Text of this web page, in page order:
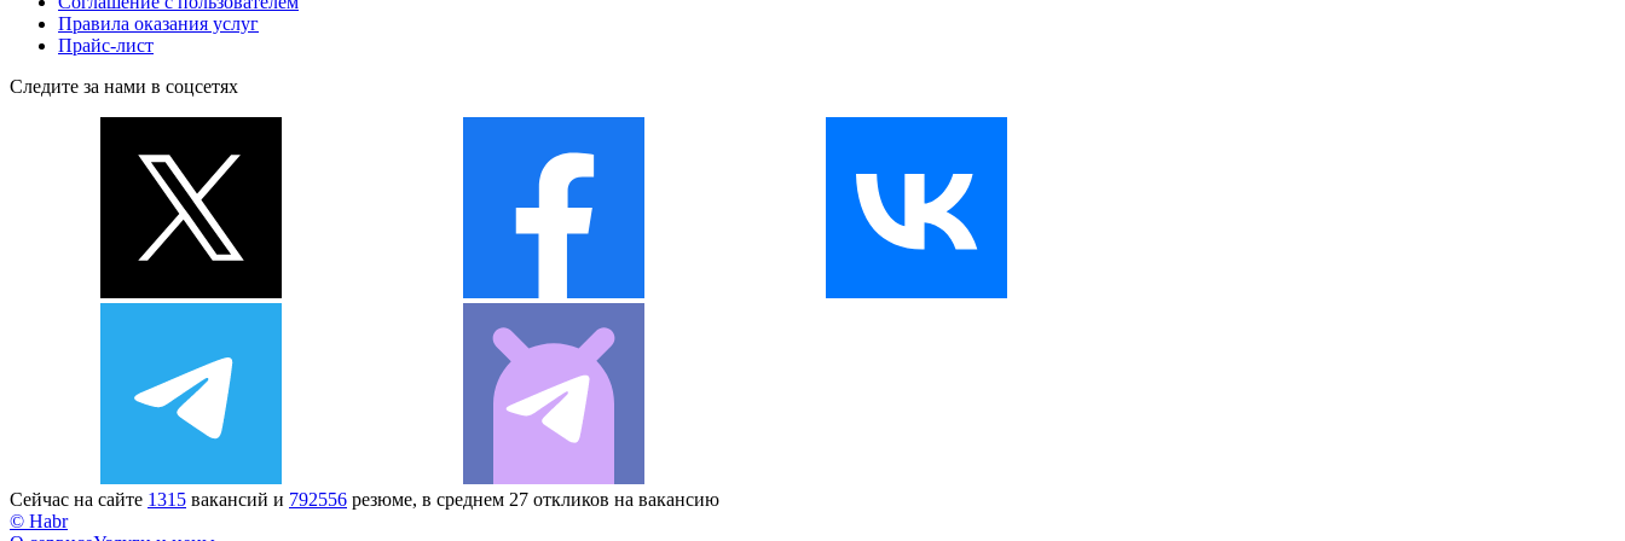
Правила оказания услуг
Прайс-лист
Следите за нами в соцсетях
Сейчас на сайте 1315 вакансий и 792556 резюме, в среднем 27 откликов на вакансию
© Habr